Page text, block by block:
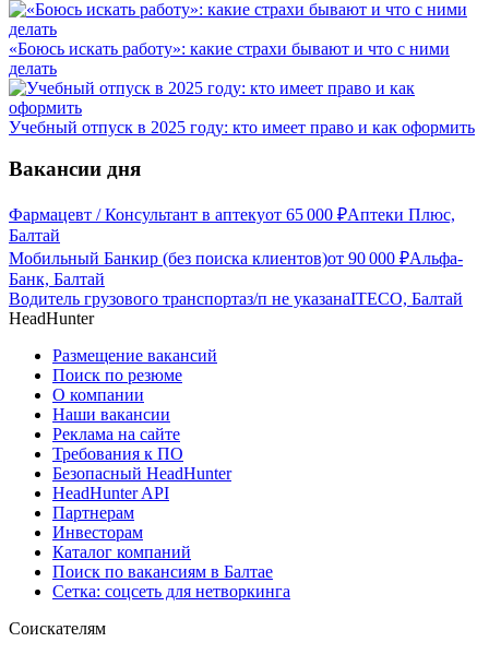
«Боюсь искать работу»: какие страхи бывают и что с ними
делать
Учебный отпуск в 2025 году: кто имеет право и как оформить
Вакансии дня
Фармацевт / Консультант в аптекуот 65 000 ₽Аптеки Плюс,
Балтай
Мобильный Банкир (без поиска клиентов)от 90 000 ₽Альфа-
Банк, Балтай
Водитель грузового транспортаз/п не указанаITECO, Балтай
HeadHunter
Размещение вакансий
Поиск по резюме
О компании
Наши вакансии
Реклама на сайте
Требования к ПО
Безопасный HeadHunter
HeadHunter API
Партнерам
Инвесторам
Каталог компаний
Поиск по вакансиям в Балтае
Сетка: соцсеть для нетворкинга
Соискателям